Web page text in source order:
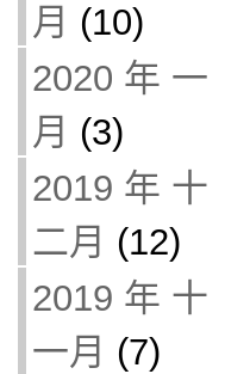
月 (10)
2020 年 一
月 (3)
2019 年 十
二月 (12)
2019 年 十
一月 (7)